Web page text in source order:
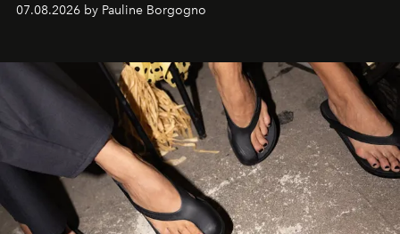
07.08.2026 by Pauline Borgogno